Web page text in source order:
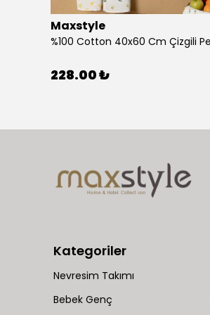
Maxstyle
228.00 ₺
Kategoriler
Nevresim Takımı
Bebek Genç